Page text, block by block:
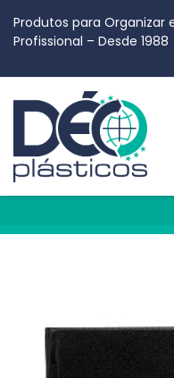
Produtos para Organizar
Profissional – Desde 1988